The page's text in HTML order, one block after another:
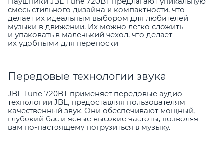
смесь стильного дизайна и компактности, что
делает их идеальным выбором для любителей
музыки в движении. Их можно легко сложить
и упаковать в маленький чехол, что делает
их удобными для переноски
Передовые технологии звука
JBL Tune 720BT применяет передовые аудио
технологии JBL, предоставляя пользователям
качественный звук. Они обеспечивают мощный,
глубокий бас и ясные высокие частоты, позволяя
вам по-настоящему погрузиться в музыку.